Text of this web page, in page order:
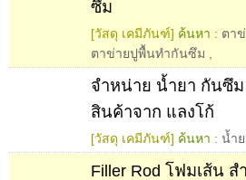
ซึม
[วัสดุ เคมีภันฑ์] ค้นหา : ตา
ตาข่ายปูพื้นทำกันซึม
จำหน่าย น้ำยา กันซึ
สินค้าจาก แลงโก้
[วัสดุ เคมีภันฑ์] ค้นหา : น้ำ
Filler Rod โฟมเส้น